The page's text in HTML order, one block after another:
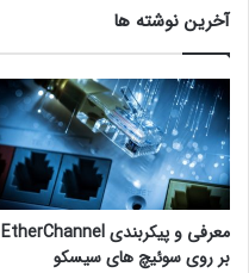
آخرین نوشته ها
معرفی و پیکربندی EtherChannel
بر روی سوئیچ های سیسکو